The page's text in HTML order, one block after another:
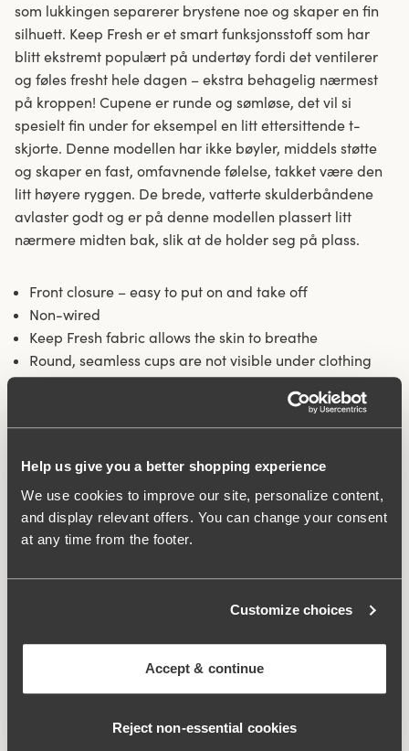
Help us give you a better shopping experience
We use cookies to improve our site, personalize content,
and display relevant offers. You can change your consent
at any time from the footer.
Customize choices
Accept & continue
Reject non‑essential cookies
som lukkingen separerer brystene noe og skaper en fin
silhuett. Keep Fresh er et smart funksjonsstoff som har
blitt ekstremt populært på undertøy fordi det ventilerer
og føles fresht hele dagen – ekstra behagelig nærmest
på kroppen! Cupene er runde og sømløse, det vil si
spesielt fin under for eksempel en litt ettersittende t-
skjorte. Denne modellen har ikke bøyler, middels støtte
og skaper en fast, omfavnende følelse, takket være den
litt høyere ryggen. De brede, vatterte skulderbåndene
avlaster godt og er på denne modellen plassert litt
nærmere midten bak, slik at de holder seg på plass.
Front closure – easy to put on and take off
Non-wired
Keep Fresh fabric allows the skin to breathe
Round, seamless cups are not visible under clothing
Medium support with good support around
Padded and adjustable comfort shoulder straps
provide relief
Stoff: 63% polyamide, 28% polyester, 9% elastan
Vaskeinstruksjoner: Finvask 40°
Artikelnummer: 201601
Hva gjør den så behagelig?